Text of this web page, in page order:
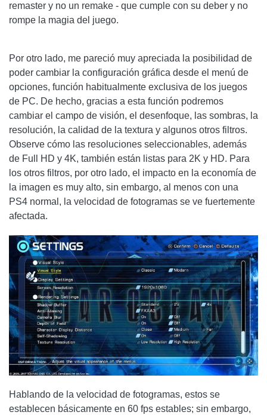
remaster y no un remake - que cumple con su deber y no
rompe la magia del juego.
Por otro lado, me pareció muy apreciada la posibilidad de
poder cambiar la configuración gráfica desde el menú de
opciones, función habitualmente exclusiva de los juegos
de PC. De hecho, gracias a esta función podremos
cambiar el campo de visión, el desenfoque, las sombras, la
resolución, la calidad de la textura y algunos otros filtros.
Observe cómo las resoluciones seleccionables, además
de Full HD y 4K, también están listas para 2K y HD. Para
los otros filtros, por otro lado, el impacto en la economía de
la imagen es muy alto, sin embargo, al menos con una
PS4 normal, la velocidad de fotogramas se ve fuertemente
afectada.
Hablando de la velocidad de fotogramas, estos se
establecen básicamente en 60 fps estables; sin embargo,